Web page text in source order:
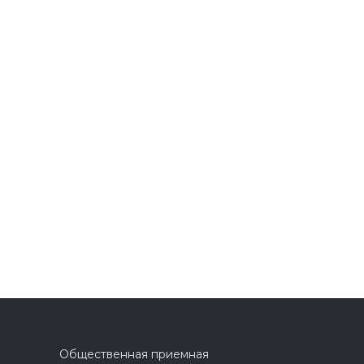
Общественная приемная